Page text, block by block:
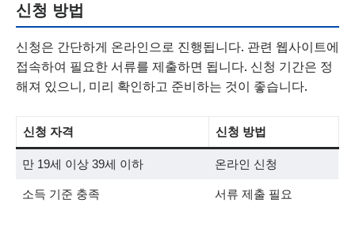
신청 방법
신청은 간단하게 온라인으로 진행됩니다. 관련 웹사이트에
접속하여 필요한 서류를 제출하면 됩니다. 신청 기간은 정
해져 있으니, 미리 확인하고 준비하는 것이 좋습니다.
신청 자격 신청 방법
만 19세 이상 39세 이하 온라인 신청
소득 기준 충족 서류 제출 필요